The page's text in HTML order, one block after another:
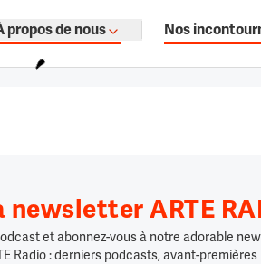
propos de nous Nos
newsletter ARTE
et abonnez-vous à notre adorable
Radio : derniers podcasts, avant-